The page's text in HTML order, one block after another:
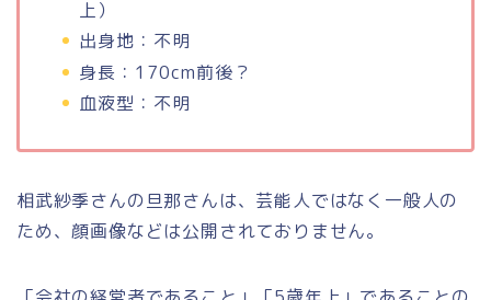
上）
出身地：不明
身長：170cm前後？
血液型：不明
相武紗季さんの旦那さんは、芸能人ではなく一般人の
ため、顔画像などは公開されておりません。